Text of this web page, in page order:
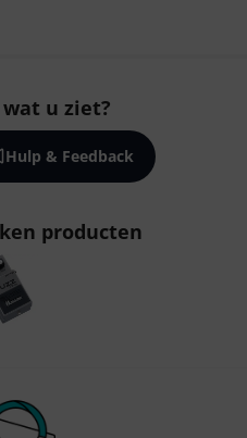
u ziet?
Hulp & Feedback
producten